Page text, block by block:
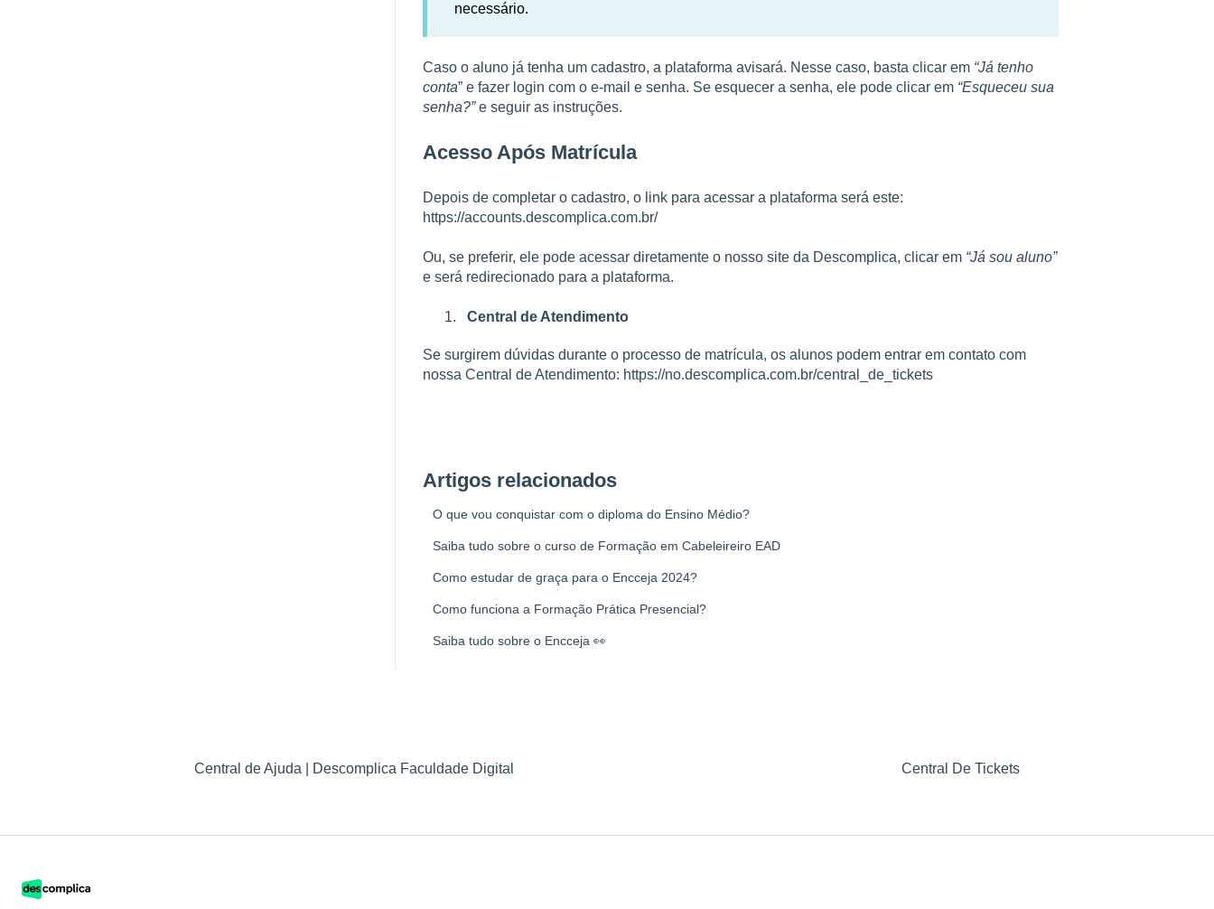
necessário.
Caso o aluno já tenha um cadastro, a plataforma avisará. Nesse caso, basta clicar em “Já tenho
conta” e fazer login com o e-mail e senha. Se esquecer a senha, ele pode clicar em “Esqueceu sua
senha?” e seguir as instruções.
Acesso Após Matrícula
Depois de completar o cadastro, o link para acessar a plataforma será este:
https://accounts.descomplica.com.br/
Ou, se preferir, ele pode acessar diretamente o nosso site da Descomplica, clicar em “Já sou aluno”
e será redirecionado para a plataforma.
Central de Atendimento
Se surgirem dúvidas durante o processo de matrícula, os alunos podem entrar em contato com
nossa Central de Atendimento: https://no.descomplica.com.br/central_de_tickets
Artigos relacionados
O que vou conquistar com o diploma do Ensino Médio?
Saiba tudo sobre o curso de Formação em Cabeleireiro EAD
Como estudar de graça para o Encceja 2024?
Como funciona a Formação Prática Presencial?
Saiba tudo sobre o Encceja 👀
Central de Ajuda | Descomplica Faculdade Digital Central De Tickets